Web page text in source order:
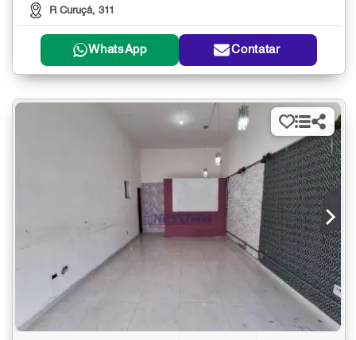
R Curuçá, 311
WhatsApp Contatar